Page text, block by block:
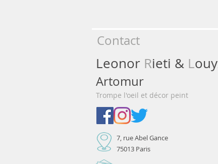
Contact
Leonor R​ieti & L
Artomur
Trompe l'oeil et décor peint
7, rue Abel Gance
75013 Paris